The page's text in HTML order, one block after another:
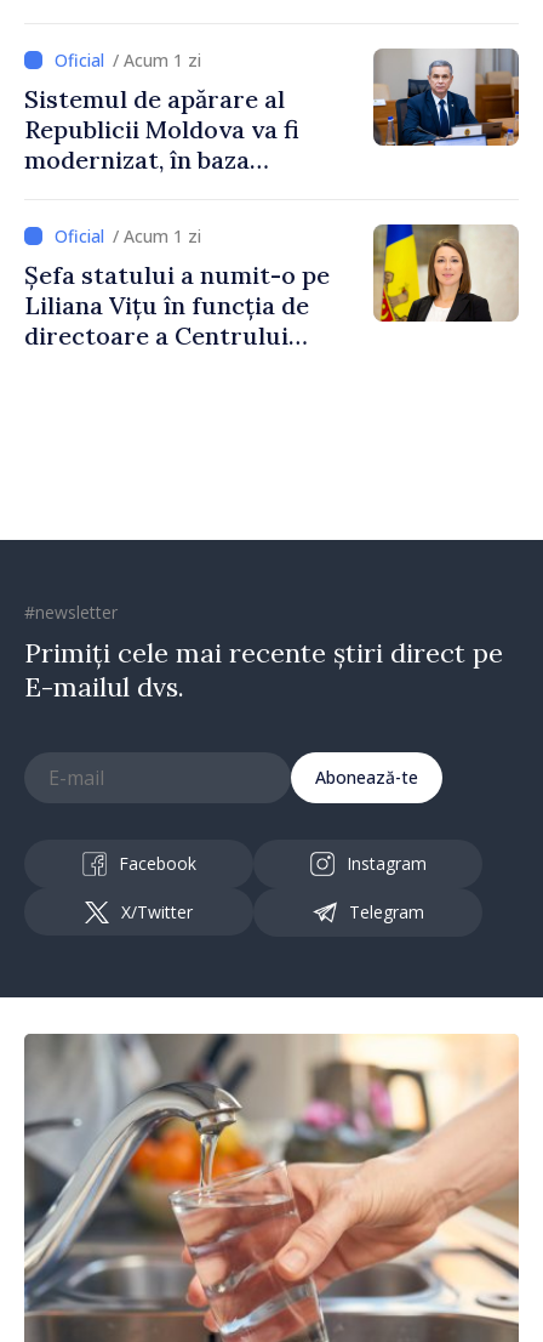
/ Acum 1 zi
Sistemul de apărare al
Republicii Moldova va fi
modernizat, în baza
implementare a Strategiei
Naționale de Apărare
/ Acum 1 zi
Șefa statului a numit-o pe
Liliana Vițu în funcția de
directoare a Centrului
#newsletter
Primiți cele mai recente știri direct pe
E-mailul dvs.
Abonează-te
Facebook Instagram
X/Twitter Telegram